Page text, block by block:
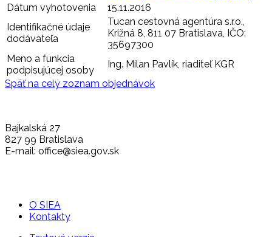
Dátum vyhotovenia
15.11.2016
Identifikačné údaje
dodávateľa
Tucan cestovná agentúra s.r.o.,
Križná 8, 811 07 Bratislava, IČO:
35697300
Meno a funkcia
podpisujúcej osoby
Ing. Milan Pavlík, riaditeľ KGR
Späť na celý zoznam objednávok
Bajkalská 27
827 99 Bratislava
E-mail: office@siea.gov.sk
O SIEA
Kontakty